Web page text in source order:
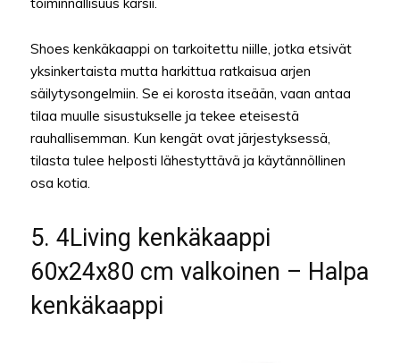
Shoes kenkäkaappi on tarkoitettu niille, jotka etsivät
yksinkertaista mutta harkittua ratkaisua arjen
säilytysongelmiin. Se ei korosta itseään, vaan antaa
tilaa muulle sisustukselle ja tekee eteisestä
rauhallisemman. Kun kengät ovat järjestyksessä,
tilasta tulee helposti lähestyttävä ja käytännöllinen
osa kotia.
5. 4Living kenkäkaappi
60x24x80 cm valkoinen – Halpa
kenkäkaappi